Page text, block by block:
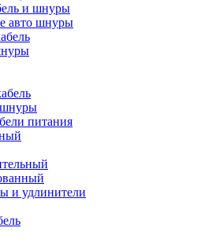
и шнуры
авто шнуры
питания
и удлинители